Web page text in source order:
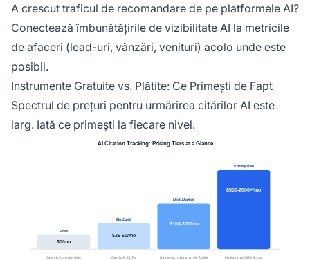
A crescut traficul de recomandare de pe platformele AI?
Conectează îmbunătățirile de vizibilitate AI la metricile
de afaceri (lead-uri, vânzări, venituri) acolo unde este
posibil.
Instrumente Gratuite vs. Plătite: Ce Primești de Fapt
Spectrul de prețuri pentru urmărirea citărilor AI este
larg. Iată ce primești la fiecare nivel.